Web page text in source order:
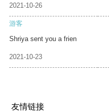
2021-10-26
游客
Shriya sent you a frien
2021-10-23
友情链接